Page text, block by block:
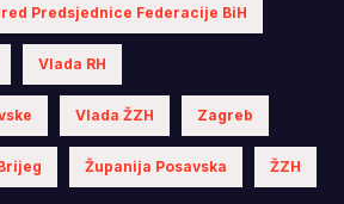
Predsjednice Federacije BiH
Vlada RH
Vlada ŽZH Zagreb
Županija Posavska ŽZH